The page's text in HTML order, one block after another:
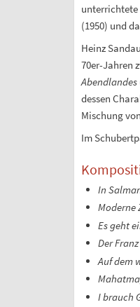
unterrichtete
(1950) und
Heinz
70er-Jahren
Abendlandes
dessen
Mischung
Im
In
Moderne
Es geht
Der
Auf dem
I brauch